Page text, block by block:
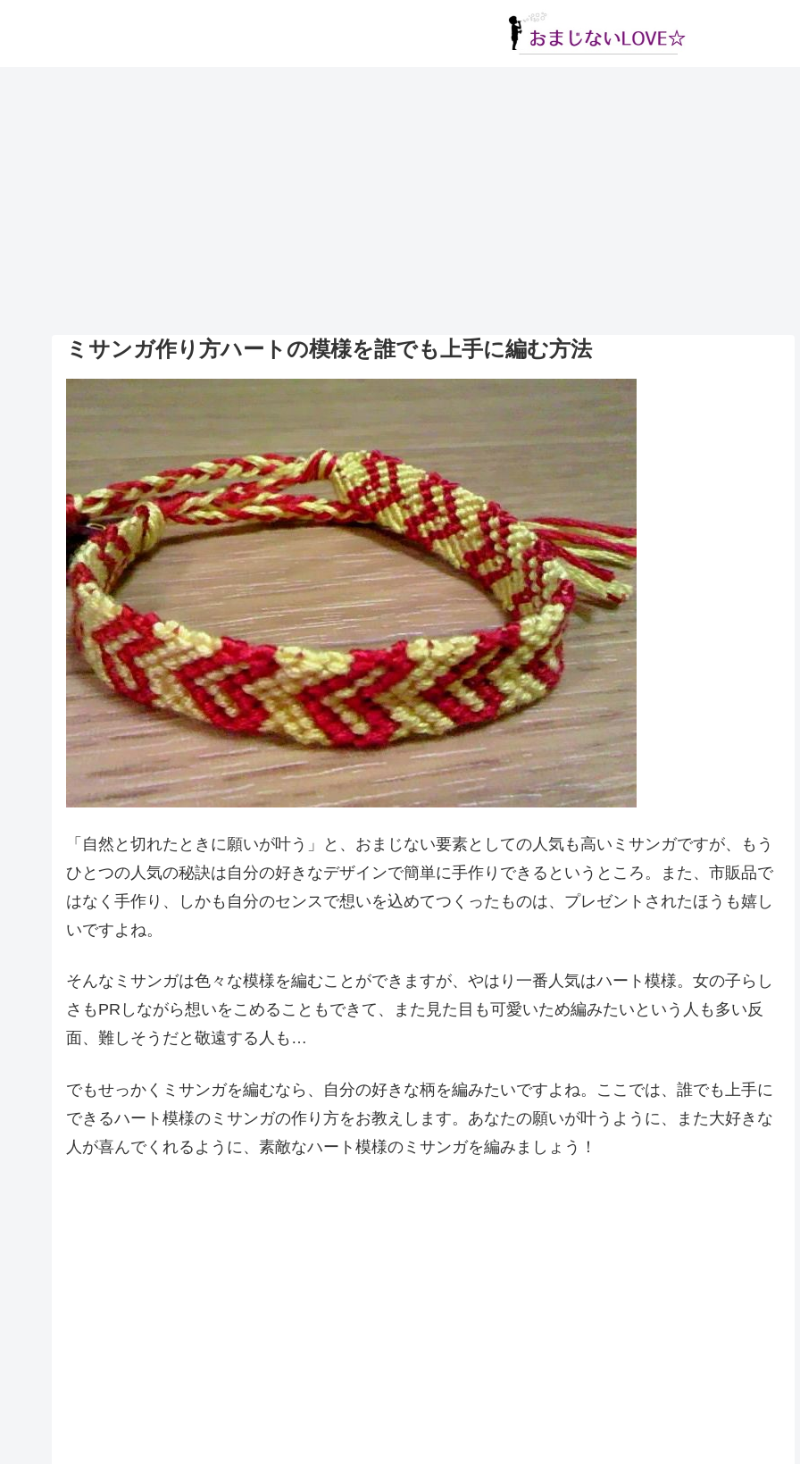
ミサンガ作り方ハートの模様を誰でも上手に編む方法
「自然と切れたときに願いが叶う」と、おまじない要素としての人気も高いミサンガですが、もう
ひとつの人気の秘訣は自分の好きなデザインで簡単に手作りできるというところ。また、市販品で
はなく手作り、しかも自分のセンスで想いを込めてつくったものは、プレゼントされたほうも嬉し
いですよね。
そんなミサンガは色々な模様を編むことができますが、やはり一番人気はハート模様。女の子らし
さもPRしながら想いをこめることもできて、また見た目も可愛いため編みたいという人も多い反
面、難しそうだと敬遠する人も…
でもせっかくミサンガを編むなら、自分の好きな柄を編みたいですよね。ここでは、誰でも上手に
できるハート模様のミサンガの作り方をお教えします。あなたの願いが叶うように、また大好きな
人が喜んでくれるように、素敵なハート模様のミサンガを編みましょう！